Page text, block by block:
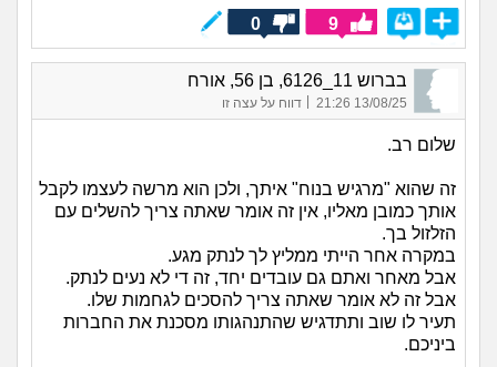
9
0
בברוש 11_6126, בן 56, אורח
13/08/25 21:26
| דווח על עצה זו
שלום רב.
זה שהוא "מרגיש בנוח" איתך, ולכן הוא מרשה לעצמו לקבל
אותך כמובן מאליו, אין זה אומר שאתה צריך להשלים עם
הזלזול בך.
במקרה אחר הייתי ממליץ לך לנתק מגע.
אבל מאחר ואתם גם עובדים יחד, זה די לא נעים לנתק.
אבל זה לא אומר שאתה צריך להסכים לגחמות שלו.
תעיר לו שוב ותתדגיש שהתנהגותו מסכנת את החברות
ביניכם.